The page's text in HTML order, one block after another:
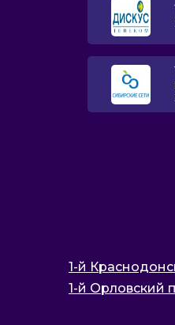
1-й
1-й Орловский